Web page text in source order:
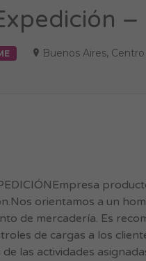
Buenos Aires, Centro
orientamos a un
de mercadería. Es
de cargas a los
las actividades